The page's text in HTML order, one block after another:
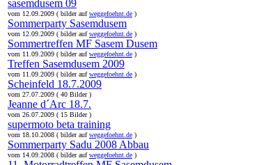
sasemdusem 09
vom 12.09.2009 ( bilder aufweggefoehnt.de )
Sommerparty Sasemdusem
vom 12.09.2009 ( bilder aufweggefoehnt.de )
Sommertreffen MF Sasem Dusem
vom 11.09.2009 ( bilder aufweggefoehnt.de )
Treffen Sasemdusem 2009
vom 11.09.2009 ( bilder aufweggefoehnt.de )
Scheinfeld 18.7.2009
vom 27.07.2009 ( 40 Bilder )
Jeanne d´Arc 18.7.
vom 26.07.2009 ( 15 Bilder )
supermoto beta training
vom 18.10.2008 ( bilder aufweggefoehnt.de )
Sommerparty Sadu 2008 Abbau
vom 14.09.2008 ( bilder aufweggefoehnt.de )